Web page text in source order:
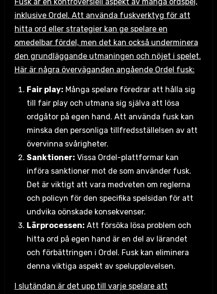
Fusk är en kontroversiell aspekt av många ordspel,
inklusive Ordel. Att använda fuskverktyg för att
hitta ord eller strategier kan ge spelare en
omedelbar fördel, men det kan också underminera
den grundläggande utmaningen och nöjet i spelet.
Här är några överväganden angående Ordel fusk:
Fair play: Många spelare föredrar att hålla sig
till fair play och utmana sig själva att lösa
ordgåtor på egen hand. Att använda fusk kan
minska den personliga tillfredsställelsen av att
övervinna svårigheter.
Sanktioner: Vissa Ordel-plattformar kan
införa sanktioner mot de som använder fusk.
Det är viktigt att vara medveten om reglerna
och policyn för den specifika spelsidan för att
undvika oönskade konsekvenser.
Lärprocessen: Att försöka lösa problem och
hitta ord på egen hand är en del av lärandet
och förbättringen i Ordel. Fusk kan eliminera
denna viktiga aspekt av spelupplevelsen.
I slutändan är det upp till varje spelare att